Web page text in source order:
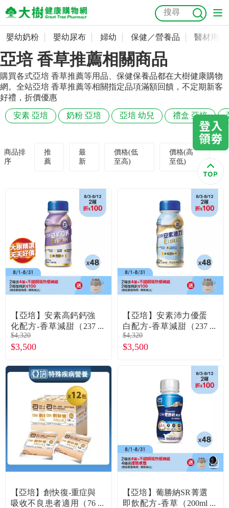
嬰幼奶粉
嬰幼尿布
婦幼
保健／營養品
醫材用品
美容／個人清潔
食品／健康食補
寵物
名人嚴選
優惠活動
關於我們
合作提案
購物流程
會員專區
常見問題
折價券、紅利說明
抗菌 尿布 大樹獨家 益生菌 魚油 幼兒米餅 貓砂
奶瓶奶嘴
會員資料及密碼修改
常用收件人清單
訂單查詢
收藏清單
紅利點數查詢
優惠券查詢
登入
嬰幼奶粉 嬰幼尿布 婦幼 保健／營養品 醫材用品
亞培 香草推薦相關商品
購買各式亞培 香草推薦等用品、保健保養品都在大樹健康購物
網。全站亞培 香草推薦等相關指定品項滿額回饋，不定期新客
好禮，折價優惠
安素 亞培 奶粉 亞培 亞培 幼兒 禮盒 亞培
商品排
序
推
薦
最
新
價格(低
至高)
價格(高
至低)
【亞培】安素高鈣鈣強
化配方-香草減甜（237
mlX24罐X2箱）
$4,320
$3,500
【亞培】安素沛力優蛋
白配方-香草減甜（237
mlX24罐X2箱）
$4,320
$3,500
【亞培】創快復-重症與
吸收不良患者適用（76
【亞培】葡勝納SR菁選
即飲配方-香草（200ml